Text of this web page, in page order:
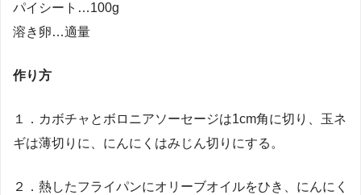
パイシート…100g
溶き卵…適量
作り方
１．カボチャとボロニアソーセージは1cm角に切り、玉ネ
ギは薄切りに、にんにくはみじん切りにする。
２．熱したフライパンにオリーブオイルをひき、にんにく